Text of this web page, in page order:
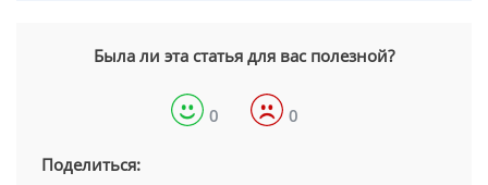
Была ли эта статья для вас полезной?
0 0
Поделиться: